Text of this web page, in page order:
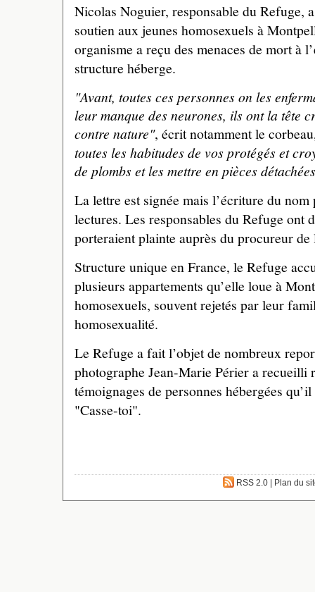
Nicolas Noguier, responsable du Refuge,
soutien aux jeunes homosexuels à
organisme a reçu des menaces de mort à
structure héberge.
"Avant, toutes ces personnes on les
leur manque des neurones, ils ont la tête
contre nature", écrit notamment le
toutes les habitudes de vos protégés et
de plombs et les mettre en pièces
La lettre est signée mais l’écriture du
lectures. Les responsables du Refuge ont
porteraient plainte auprès du procureur
Structure unique en France, le Refuge
plusieurs appartements qu’elle loue à
homosexuels, souvent rejetés par leur
homosexualité.
Le Refuge a fait l’objet de nombreux
photographe Jean-Marie Périer a recueilli
témoignages de personnes hébergées
"Casse-toi".
RSS 2.0 Plan du